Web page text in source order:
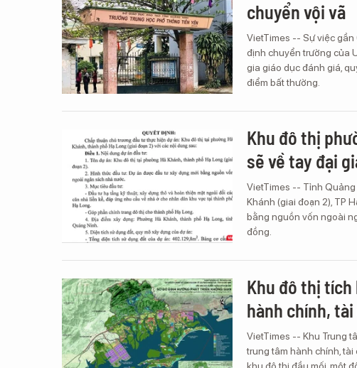
chuyển vội vã
VietTimes -- Sự việc
định chuyển trường của
gia giáo dục đánh giá,
điểm bất thường.
Khu đô thị
sẽ về tay đại
VietTimes -- Tỉnh
Khánh (giai đoạn 2), TP
bằng nguồn vốn ngoài
đồng.
Khu đô thị tích
hành chính,
VietTimes -- Khu Trung
trung tâm hành chính,